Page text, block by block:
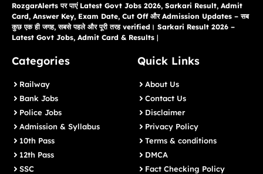
RozgarAlerts पर पाएं Latest Govt Jobs 2026, Sarkari Result, Admit
Card, Answer Key, Exam Date, Cut Off और Admission Updates – सब
कुछ एक ही जगह, सबसे पहले और पूरी तरह verified। Sarkari Result 2026 –
Latest Govt Jobs, Admit Card & Results |
Categories
Railway
Bank Jobs
Police Jobs
Admission & Syllabus
10th Pass
12th Pass
SSC
Quick Links
About Us
Contact Us
Disclaimer
Privacy Policy
Terms & conditions
DMCA
Fact Checking Policy